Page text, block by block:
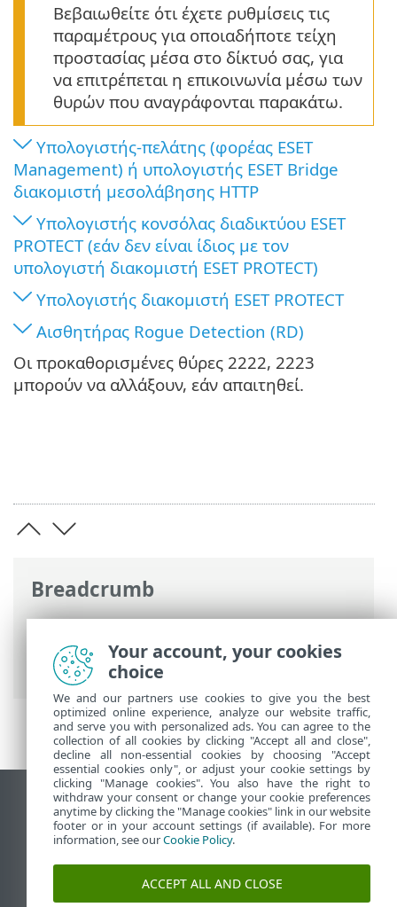
Breadcrumb
Ηλεκτρονική βοήθεια ESET>ESET
PROTECT On-Prem>Προδιαγραφές>
Δίκτυο> Θύρες που χρησιμοποιούνται
Βεβαιωθείτε ότι έχετε ρυθμίσεις τις
παραμέτρους για οποιαδήποτε τείχη
προστασίας μέσα στο δίκτυό σας, για
να επιτρέπεται η επικοινωνία μέσω των
θυρών που αναγράφονται παρακάτω.
Υπολογιστής-πελάτης (φορέας ESET
Management) ή υπολογιστής ESET Bridge
διακομιστή μεσολάβησης HTTP
Υπολογιστής κονσόλας διαδικτύου ESET
PROTECT (εάν δεν είναι ίδιος με τον
υπολογιστή διακομιστή ESET PROTECT)
Υπολογιστής διακομιστή ESET PROTECT
Αισθητήρας Rogue Detection (RD)
Οι προκαθορισμένες θύρες 2222, 2223
μπορούν να αλλάξουν, εάν απαιτηθεί.
Προβολή ιστότοπου επιφάνειας εργασίας
End of Life
Γνωσιακή βάση ESET
Ομάδα συζήτησης ESET
ESET Status Portal
Your account, your cookies
choice
We and our partners use cookies to give you the best
optimized online experience, analyze our website traffic,
and serve you with personalized ads. You can agree to the
collection of all cookies by clicking "Accept all and close",
decline all non-essential cookies by choosing "Accept
essential cookies only", or adjust your cookie settings by
clicking "Manage cookies". You also have the right to
withdraw your consent or change your cookie preferences
anytime by clicking the "Manage cookies" link in our website
footer or in your account settings (if available). For more
information, see ourCookie Policy.
ACCEPT ALL AND CLOSE